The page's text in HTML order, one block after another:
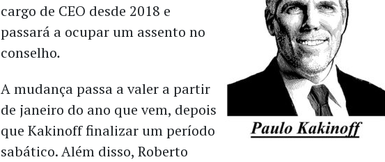
cargo de CEO desde 2018 e
passará a ocupar um assento no
conselho.
A mudança passa a valer a partir
de janeiro do ano que vem, depois
que Kakinoff finalizar um período
sabático. Além disso, Roberto